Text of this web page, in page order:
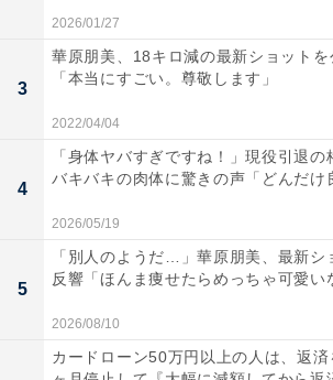
2026/01/27
3
華原朋美、18キロ減の最新ショットを
「本当にすごい。尊敬します」
2022/04/04
4
「身体ヤバすぎですね！」現役引退の
バキバキの肉体に驚きの声「どんだけ
2026/05/19
5
「別人のようだ…」華原朋美、最新シ
反響「ほんま痩せたらめっちゃ可愛い
2026/08/10
カードローン50万円以上の人は、返済